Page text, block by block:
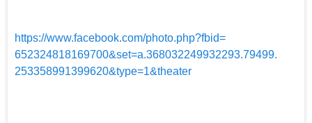
https://www.facebook.com/photo.php?fbid=
652324818169700&set=a.368032249932293.79499.
253358991399620&type=1&theater